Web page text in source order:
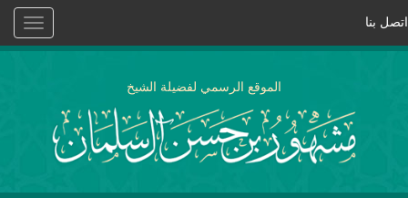
Toggle
اتصل بنا
الموقع الرسمي لفضيلة الشيخ